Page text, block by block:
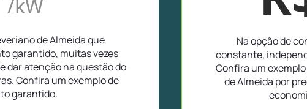
/kW
de Almeida que
garantido, muitas vezes
dar atenção na questão do
Confira um exemplo de
garantido.
Na opção de
constante,
Confira um
de Almeida por